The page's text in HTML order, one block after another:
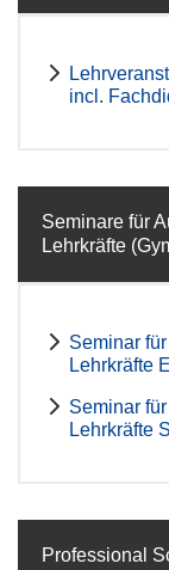
incl.
Seminare für
Lehrkräfte
Seminar
Lehrkräfte
Seminar
Lehrkräfte
Professional